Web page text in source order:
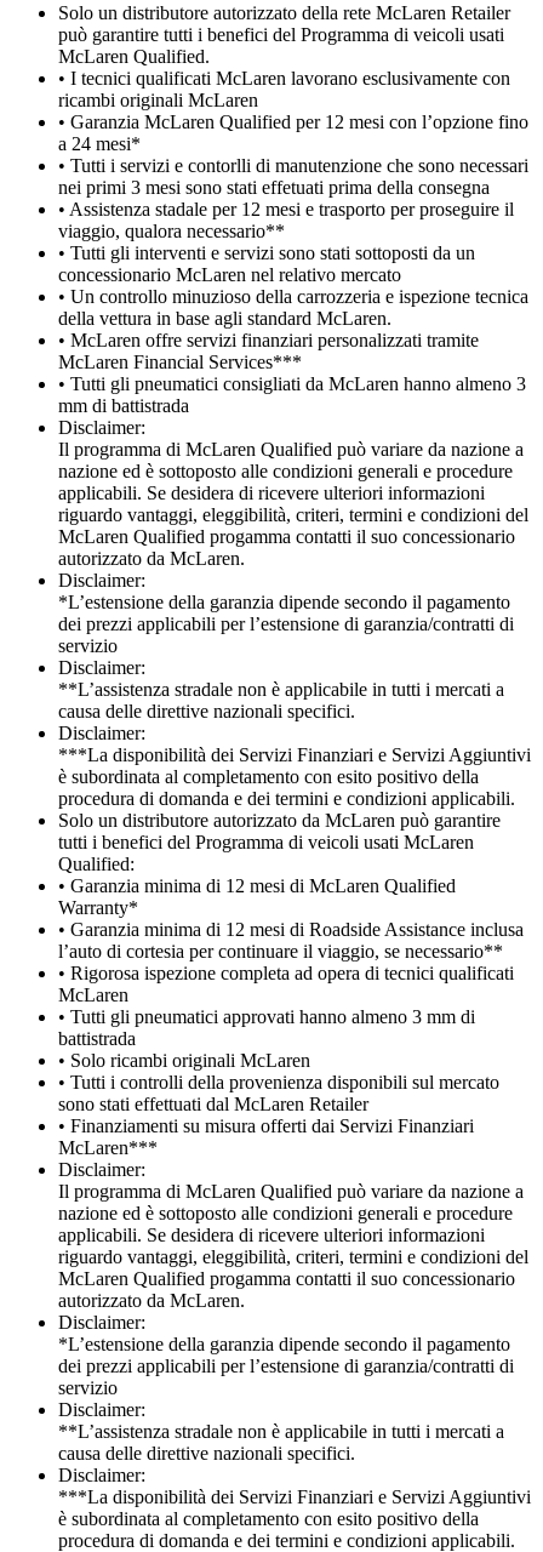
Solo un distributore autorizzato della rete McLaren Retailer
può garantire tutti i benefici del Programma di veicoli usati
McLaren Qualified.
• I tecnici qualificati McLaren lavorano esclusivamente con
ricambi originali McLaren
• Garanzia McLaren Qualified per 12 mesi con l’opzione fino
a 24 mesi*
• Tutti i servizi e contorlli di manutenzione che sono necessari
nei primi 3 mesi sono stati effetuati prima della consegna
• Assistenza stadale per 12 mesi e trasporto per proseguire il
viaggio, qualora necessario**
• Tutti gli interventi e servizi sono stati sottoposti da un
concessionario McLaren nel relativo mercato
• Un controllo minuzioso della carrozzeria e ispezione tecnica
della vettura in base agli standard McLaren.
• McLaren offre servizi finanziari personalizzati tramite
McLaren Financial Services***
• Tutti gli pneumatici consigliati da McLaren hanno almeno 3
mm di battistrada
Disclaimer:
Il programma di McLaren Qualified può variare da nazione a
nazione ed è sottoposto alle condizioni generali e procedure
applicabili. Se desidera di ricevere ulteriori informazioni
riguardo vantaggi, eleggibilità, criteri, termini e condizioni del
McLaren Qualified progamma contatti il suo concessionario
autorizzato da McLaren.
Disclaimer:
*L’estensione della garanzia dipende secondo il pagamento
dei prezzi applicabili per l’estensione di garanzia/contratti di
servizio
Disclaimer:
**L’assistenza stradale non è applicabile in tutti i mercati a
causa delle direttive nazionali specifici.
Disclaimer:
***La disponibilità dei Servizi Finanziari e Servizi Aggiuntivi
è subordinata al completamento con esito positivo della
procedura di domanda e dei termini e condizioni applicabili.
Solo un distributore autorizzato da McLaren può garantire
tutti i benefici del Programma di veicoli usati McLaren
Qualified:
• Garanzia minima di 12 mesi di McLaren Qualified
Warranty*
• Garanzia minima di 12 mesi di Roadside Assistance inclusa
l’auto di cortesia per continuare il viaggio, se necessario**
• Rigorosa ispezione completa ad opera di tecnici qualificati
McLaren
• Tutti gli pneumatici approvati hanno almeno 3 mm di
battistrada
• Solo ricambi originali McLaren
• Tutti i controlli della provenienza disponibili sul mercato
sono stati effettuati dal McLaren Retailer
• Finanziamenti su misura offerti dai Servizi Finanziari
McLaren***
Disclaimer:
Il programma di McLaren Qualified può variare da nazione a
nazione ed è sottoposto alle condizioni generali e procedure
applicabili. Se desidera di ricevere ulteriori informazioni
riguardo vantaggi, eleggibilità, criteri, termini e condizioni del
McLaren Qualified progamma contatti il suo concessionario
autorizzato da McLaren.
Disclaimer:
*L’estensione della garanzia dipende secondo il pagamento
dei prezzi applicabili per l’estensione di garanzia/contratti di
servizio
Disclaimer:
**L’assistenza stradale non è applicabile in tutti i mercati a
causa delle direttive nazionali specifici.
Disclaimer:
***La disponibilità dei Servizi Finanziari e Servizi Aggiuntivi
è subordinata al completamento con esito positivo della
procedura di domanda e dei termini e condizioni applicabili.